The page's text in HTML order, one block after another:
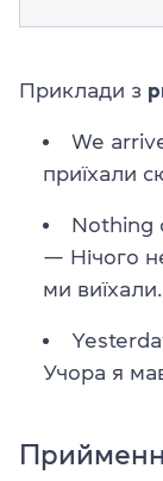
Приклади з
We
приїхали
Nothing
— Нічого
ми виїхали.
Учора я